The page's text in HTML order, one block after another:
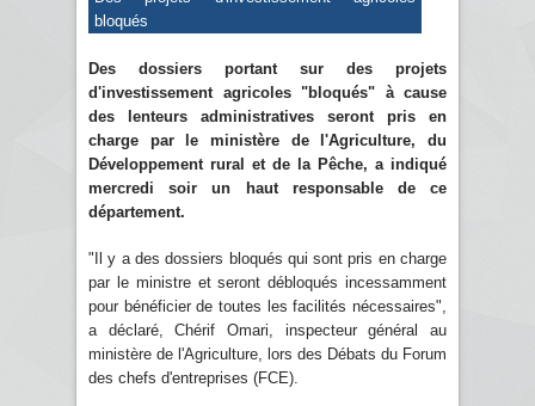
bloqués
Des dossiers portant sur des projets
d'investissement agricoles "bloqués" à cause
des lenteurs administratives seront pris en
charge par le ministère de l'Agriculture, du
Développement rural et de la Pêche, a indiqué
mercredi soir un haut responsable de ce
département.
"Il y a des dossiers bloqués qui sont pris en charge
par le ministre et seront débloqués incessamment
pour bénéficier de toutes les facilités nécessaires",
a déclaré, Chérif Omari, inspecteur général au
ministère de l'Agriculture, lors des Débats du Forum
des chefs d'entreprises (FCE).